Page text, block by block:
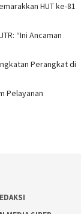
HUT ke-81
“Ini Ancaman
Perangkat di
Pelayanan